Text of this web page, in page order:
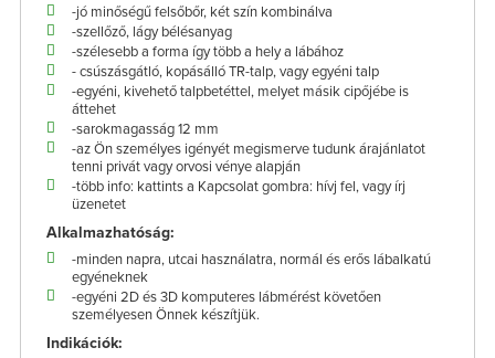
-jó minőségű felsőbőr, két szín kombinálva
-szellőző, lágy bélésanyag
-szélesebb a forma így több a hely a lábához
- csúszásgátló, kopásálló TR-talp, vagy egyéni talp
-egyéni, kivehető talpbetéttel, melyet másik cipőjébe is
áttehet
-sarokmagasság 12 mm
-az Ön személyes igényét megismerve tudunk árajánlatot
tenni privát vagy orvosi vénye alapján
-több info: kattints a Kapcsolat gombra: hívj fel, vagy írj
üzenetet
Alkalmazhatóság:
-minden napra, utcai használatra, normál és erős lábalkatú
egyéneknek
-egyéni 2D és 3D komputeres lábmérést követően
személyesen Önnek készítjük.
Indikációk: